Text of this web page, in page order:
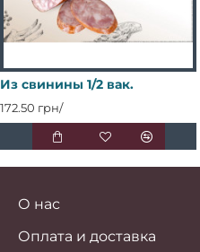
Из свинины 1/2 вак.
172.50 грн/
О нас
Оплата и доставка